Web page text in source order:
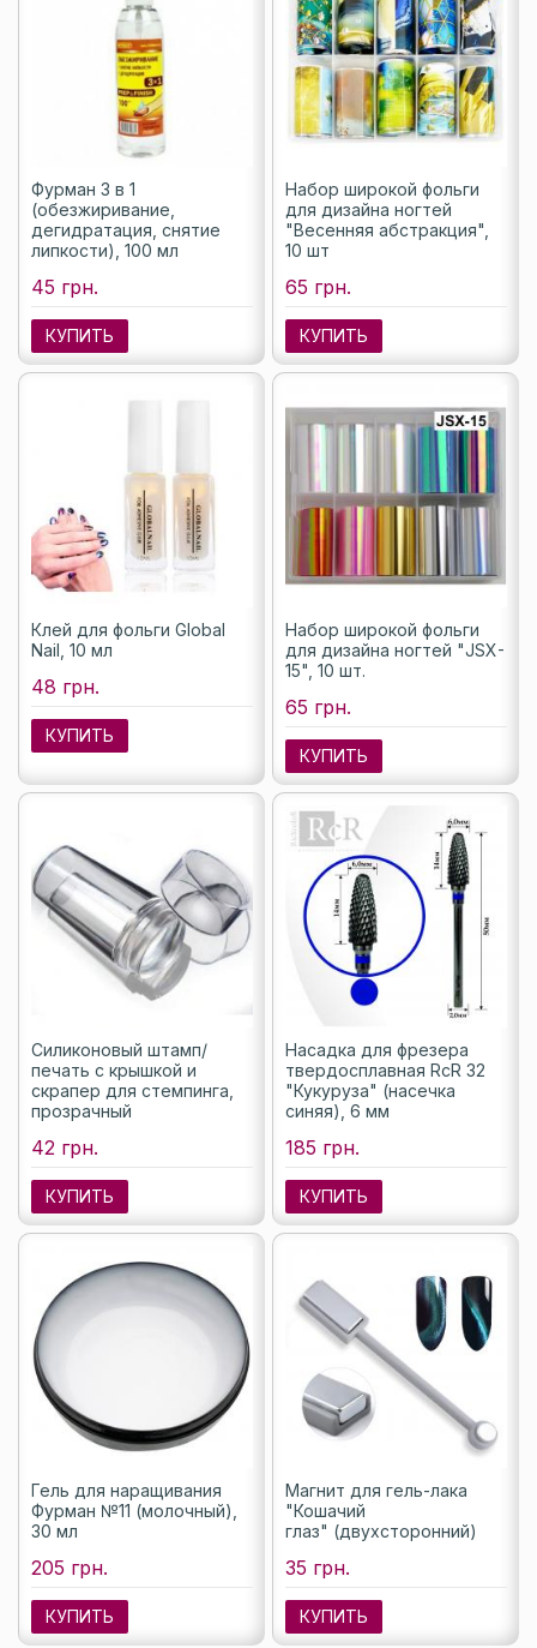
Фурман 3 в 1
(обезжиривание,
дегидратация, снятие
липкости), 100 мл
45 грн.
КУПИТЬ
Набор широкой фольги
для дизайна ногтей
"Весенняя абстракция",
10 шт
65 грн.
КУПИТЬ
Клей для фольги Global
Nail, 10 мл
48 грн.
КУПИТЬ
Набор широкой фольги
для дизайна ногтей "JSX-
15", 10 шт.
65 грн.
КУПИТЬ
Силиконовый штамп/
печать с крышкой и
скрапер для стемпинга,
прозрачный
42 грн.
КУПИТЬ
Насадка для фрезера
твердосплавная RcR 32
"Кукуруза" (насечка
синяя), 6 мм
185 грн.
КУПИТЬ
Гель для наращивания
Фурман №11 (молочный),
30 мл
205 грн.
КУПИТЬ
Магнит для гель-лака
"Кошачий
глаз" (двухсторонний)
35 грн.
КУПИТЬ